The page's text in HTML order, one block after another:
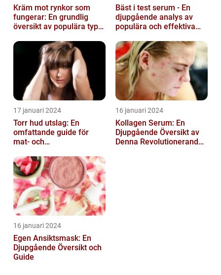
Kräm mot rynkor som
fungerar: En grundlig
översikt av populära typer
Bäst i test serum - En
djupgående analys av
populära och effektiva
17 januari 2024
Torr hud utslag: En
omfattande guide för
mat- och
16 januari 2024
Kollagen Serum: En
Djupgående Översikt av
Denna Revolutionerande
16 januari 2024
Egen Ansiktsmask: En
Djupgående Översikt och
Guide